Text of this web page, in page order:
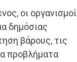
οι οργανισμοί
δημόσιας
βάρους, τις
προβλήματα